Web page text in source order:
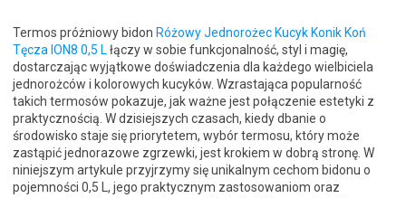
Termos próżniowy bidon Różowy Jednorożec Kucyk Konik Koń
Tęcza ION8 0,5 L łączy w sobie funkcjonalność, styl i magię,
dostarczając wyjątkowe doświadczenia dla każdego wielbiciela
jednorożców i kolorowych kucyków. Wzrastająca popularność
takich termosów pokazuje, jak ważne jest połączenie estetyki z
praktycznością. W dzisiejszych czasach, kiedy dbanie o
środowisko staje się priorytetem, wybór termosu, który może
zastąpić jednorazowe zgrzewki, jest krokiem w dobrą stronę. W
niniejszym artykule przyjrzymy się unikalnym cechom bidonu o
pojemności 0,5 L, jego praktycznym zastosowaniom oraz